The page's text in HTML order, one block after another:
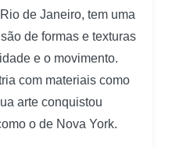
de Janeiro, tem uma
de formas e texturas
e o movimento.
com materiais como
arte conquistou
o de Nova York.